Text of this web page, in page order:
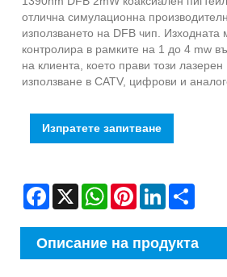
отлична симулационна
използването на DFB чип. Изходната
контролира в рамките на 1 до 4 mw
на клиента, което прави този
използване в CATV, цифрови и
Изпратете запитване
Facebook
X WhatsAppPinterestLinkedIn
Описание на продукта